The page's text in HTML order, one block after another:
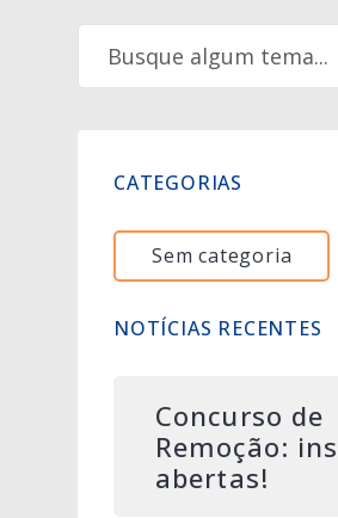
CATEGORIAS
Sem categoria
NOTÍCIAS RECENTES
Concurso de
Remoção:
abertas!